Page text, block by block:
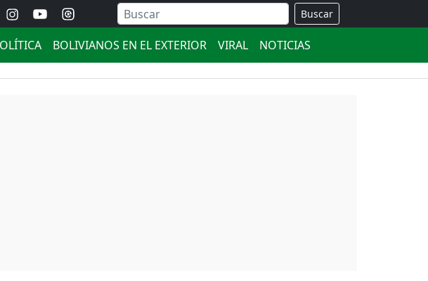
Buscar
BOLIVIANOS EN EL EXTERIOR VIRAL NOTICIAS